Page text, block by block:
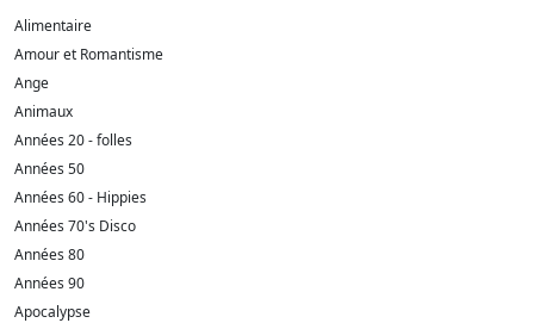
Alimentaire
Amour et Romantisme
Ange
Animaux
Années 20 - folles
Années 50
Années 60 - Hippies
Années 70's Disco
Années 80
Années 90
Apocalypse